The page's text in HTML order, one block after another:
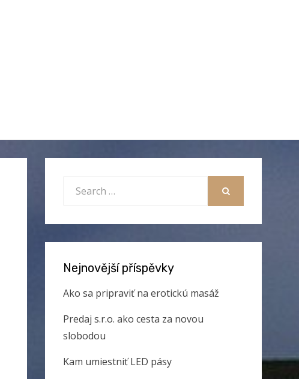
Nejnovější příspěvky
Ako sa pripraviť na erotickú masáž
Predaj s.r.o. ako cesta za novou
slobodou
Kam umiestniť LED pásy